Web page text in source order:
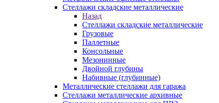
Стеллажи складские металлические
Назад
Стеллажи складские металлические
Грузовые
Паллетные
Консольные
Мезонинные
Двойной глубины
Набивные (глубинные)
Металлические стеллажи для гаража
Стеллажи металлические архивные